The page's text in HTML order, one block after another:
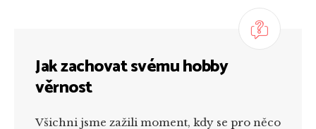
Jak zachovat svému hobby
věrnost
Všichni jsme zažili moment, kdy se pro něco